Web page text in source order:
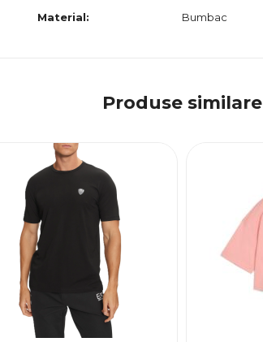
Material: Bumbac
Produse similare